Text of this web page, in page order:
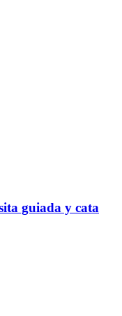
guiada y cata